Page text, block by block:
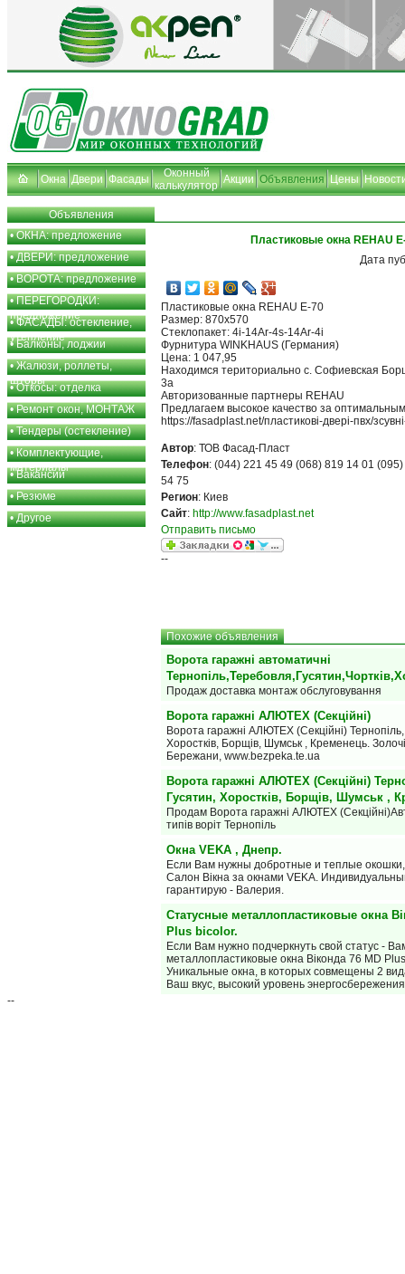
Окна Двери Фасады
Оконный
калькулятор Акции Объявления Цены
Объявления
•ОКНА: предложение
•ДВЕРИ: предложение
•ВОРОТА: предложение
•ПЕРЕГОРОДКИ:
предложение
•ФАСАДЫ: остекление,
утепление
•Балконы, лоджии
•Жалюзи, роллеты,
шторы
•Откосы: отделка
•Ремонт окон, МОНТАЖ
•Тендеры (остекление)
•Комплектующие,
материалы
•Вакансии
•Резюме
•Другое
Пластиковые окна REHAU
Дата
Пластиковые окна REHAU Е-70
Размер: 870x570
Стеклопакет: 4i-14Ar-4s-14Ar-4i
Фурнитура WINKHAUS (Германия)
Цена: 1 047,95
Находимся териториально с. Софиевская
3а
Авторизованные партнеры REHAU
Предлагаем высокое качество за
https://fasadplast.net/пластикові-двері-пвх/
Автор: ТОВ Фасад-Пласт
Телефон: (044) 221 45 49 (068) 819 14 01
54 75
Регион: Киев
Сайт: http://www.fasadplast.net
Отправить письмо
--
Похожие объявления
Ворота гаражні автоматичні
Продаж доставка монтаж обслуговування
Ворота гаражні АЛЮТЕХ (Секційні)
Ворота гаражні АЛЮТЕХ (Секційні) Тернопіль,
Хоростків, Борщів, Шумськ , Кременець.
Бережани, www.bezpeka.te.ua
Ворота гаражні АЛЮТЕХ (Секційні)
Гусятин, Хоростків, Борщів, Шумськ ,
Продам Ворота гаражні АЛЮТЕХ
типів воріт Тернопіль
Окна VEKA , Днепр.
Если Вам нужны добротные и теплые
Салон Вiкна за окнами VEKA.
гарантирую - Валерия.
Статусные металлопластиковые окна
Plus bicolor.
Если Вам нужно подчеркнуть свой статус -
металлопластиковые окна Віконда 76 MD
Уникальные окна, в которых совмещены 2
Ваш вкус, высокий уровень
--